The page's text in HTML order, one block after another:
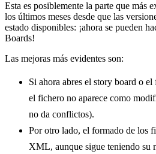
Esta es posiblemente la parte que más
los últimos meses desde que las
estado disponibles: ¡ahora se pueden
Boards!
Las mejoras más evidentes son:
Si ahora abres el story board o
el fichero no aparece como
no da conflictos).
Por otro lado, el formado de los
XML, aunque sigue teniendo su